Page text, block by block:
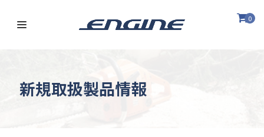
0
新規取扱製品情報